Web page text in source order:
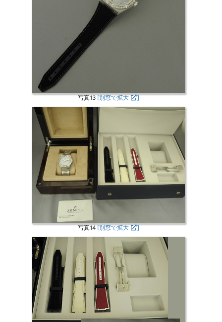
写真13 [別窓で拡大 ]
写真14[別窓で拡大 ]